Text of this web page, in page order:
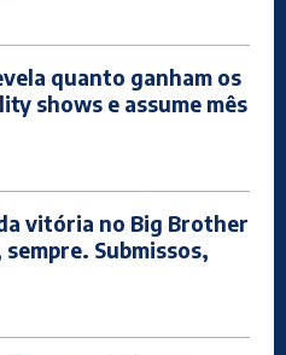
quanto ganham os
shows e assume mês
vitória no Big Brother
Submissos,